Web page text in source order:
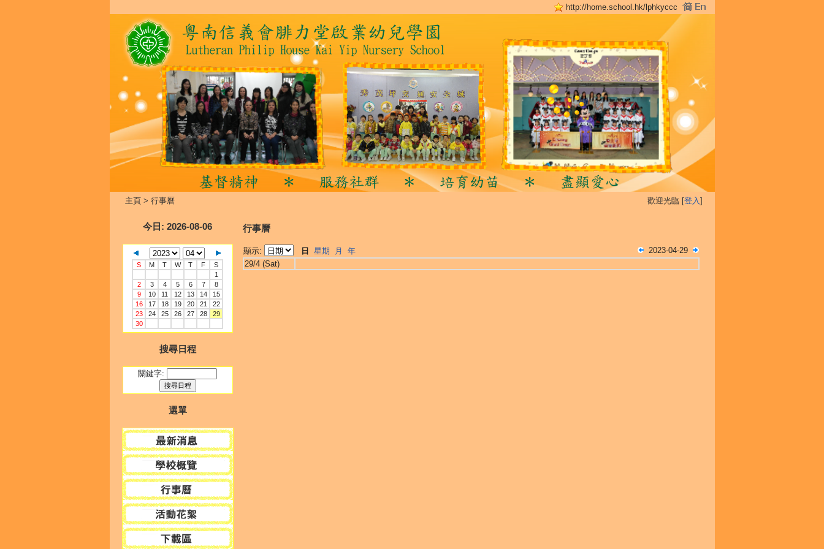
http://home.school.hk/lphkyccc
主頁> 行事曆 歡迎光臨 [登入]
今日 : 2026-08-06
S M T W T F
S
1
2
3 4 5 6 7
8
9
10 11 12 13 14
15
16
17 18 19 20 21
22
23
24 25 26 27 28
29
30
搜尋日程
關鍵字:
選單
行事曆
顯示: 日 星期 月 年
2023-04-29
29/4 (Sat)